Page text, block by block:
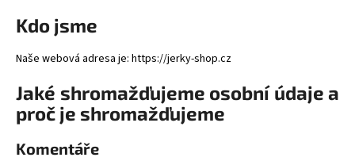
Kdo jsme
Naše webová adresa je: https://jerky-shop.cz
Jaké shromažďujeme osobní údaje a
proč je shromažďujeme
Komentáře
ř
b
u
j
e
t